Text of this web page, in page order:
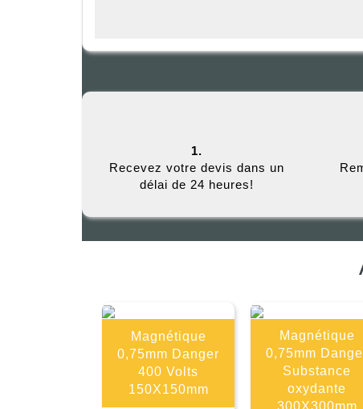
1.
Recevez votre devis dans un
délai de 24 heures!
Magnétique
0,75mm Danger
400 Volts
150X150mm
Magnétique
0,75mm
Substance
oxydante
300X300mm